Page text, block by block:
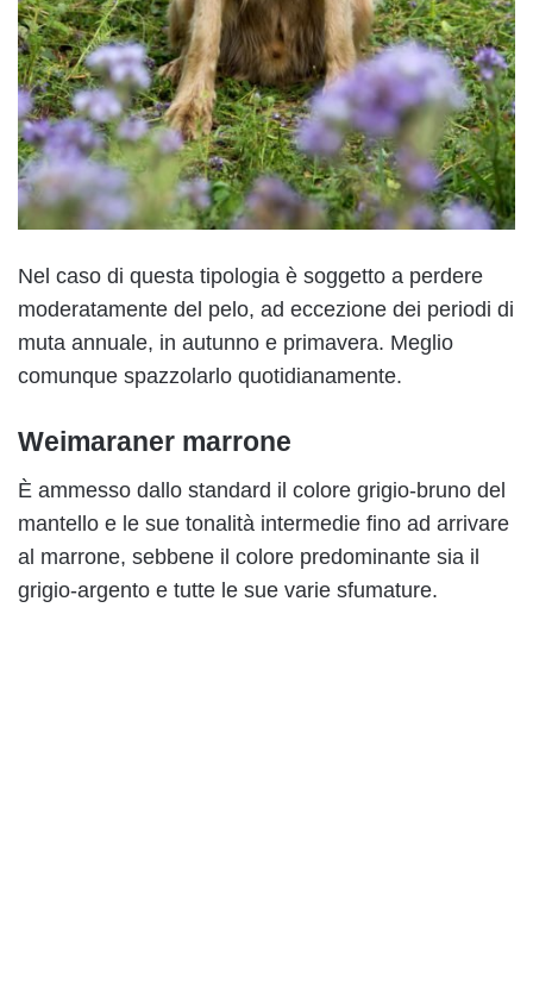
Nel caso di questa tipologia è soggetto a perdere
moderatamente del pelo, ad eccezione dei periodi di
muta annuale, in autunno e primavera. Meglio
comunque spazzolarlo quotidianamente.
Weimaraner marrone
È ammesso dallo standard il colore grigio-bruno del
mantello e le sue tonalità intermedie fino ad arrivare
al marrone, sebbene il colore predominante sia il
grigio-argento e tutte le sue varie sfumature.